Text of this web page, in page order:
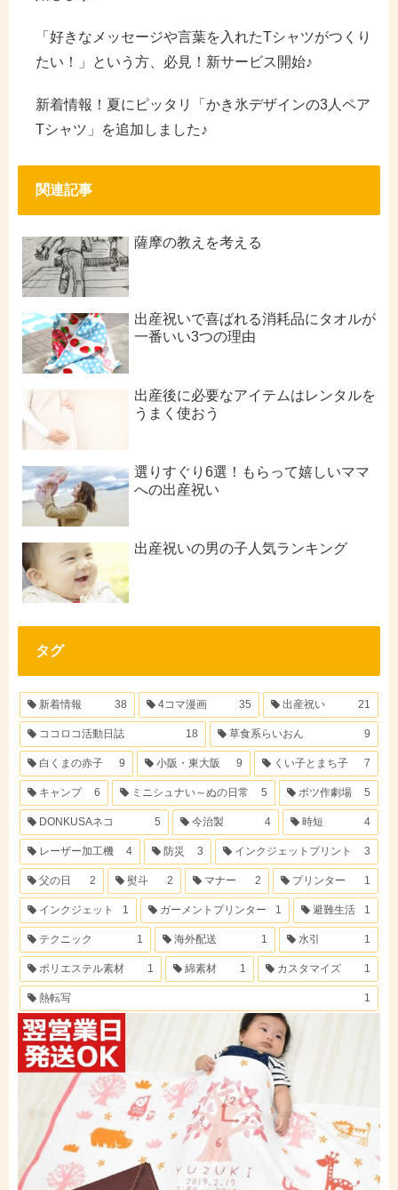
「好きなメッセージや言葉を入れたTシャツがつくり
たい！」という方、必見！新サービス開始♪
新着情報！夏にピッタリ「かき氷デザインの3人ペア
Tシャツ」を追加しました♪
関連記事
薩摩の教えを考える
出産祝いで喜ばれる消耗品にタオルが
一番いい3つの理由
出産後に必要なアイテムはレンタルを
うまく使おう
選りすぐり6選！もらって嬉しいママ
への出産祝い
出産祝いの男の子人気ランキング
タグ
新着情報 38 4コマ漫画 35 出産祝い 21
ココロコ活動日誌 18 草食系らいおん 9
白くまの赤子 9 小阪・東大阪 9 くい子とまち子 7
キャンプ 6 ミニシュナい～ぬの日常 5 ボツ作劇場 5
DONKUSAネコ 5 今治製 4 時短 4
レーザー加工機 4 防災 3 インクジェットプリント 3
父の日 2 熨斗 2 マナー 2 プリンター 1
インクジェット 1 ガーメントプリンター 1 避難生活 1
テクニック 1 海外配送 1 水引 1
ポリエステル素材 1 綿素材 1 カスタマイズ 1
熱転写 1